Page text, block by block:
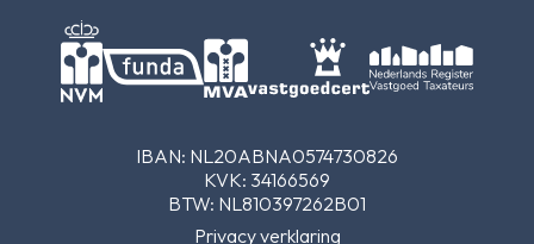
IBAN: NL20ABNA0574730826
KVK: 34166569
BTW: NL810397262B01
Privacy verklaring